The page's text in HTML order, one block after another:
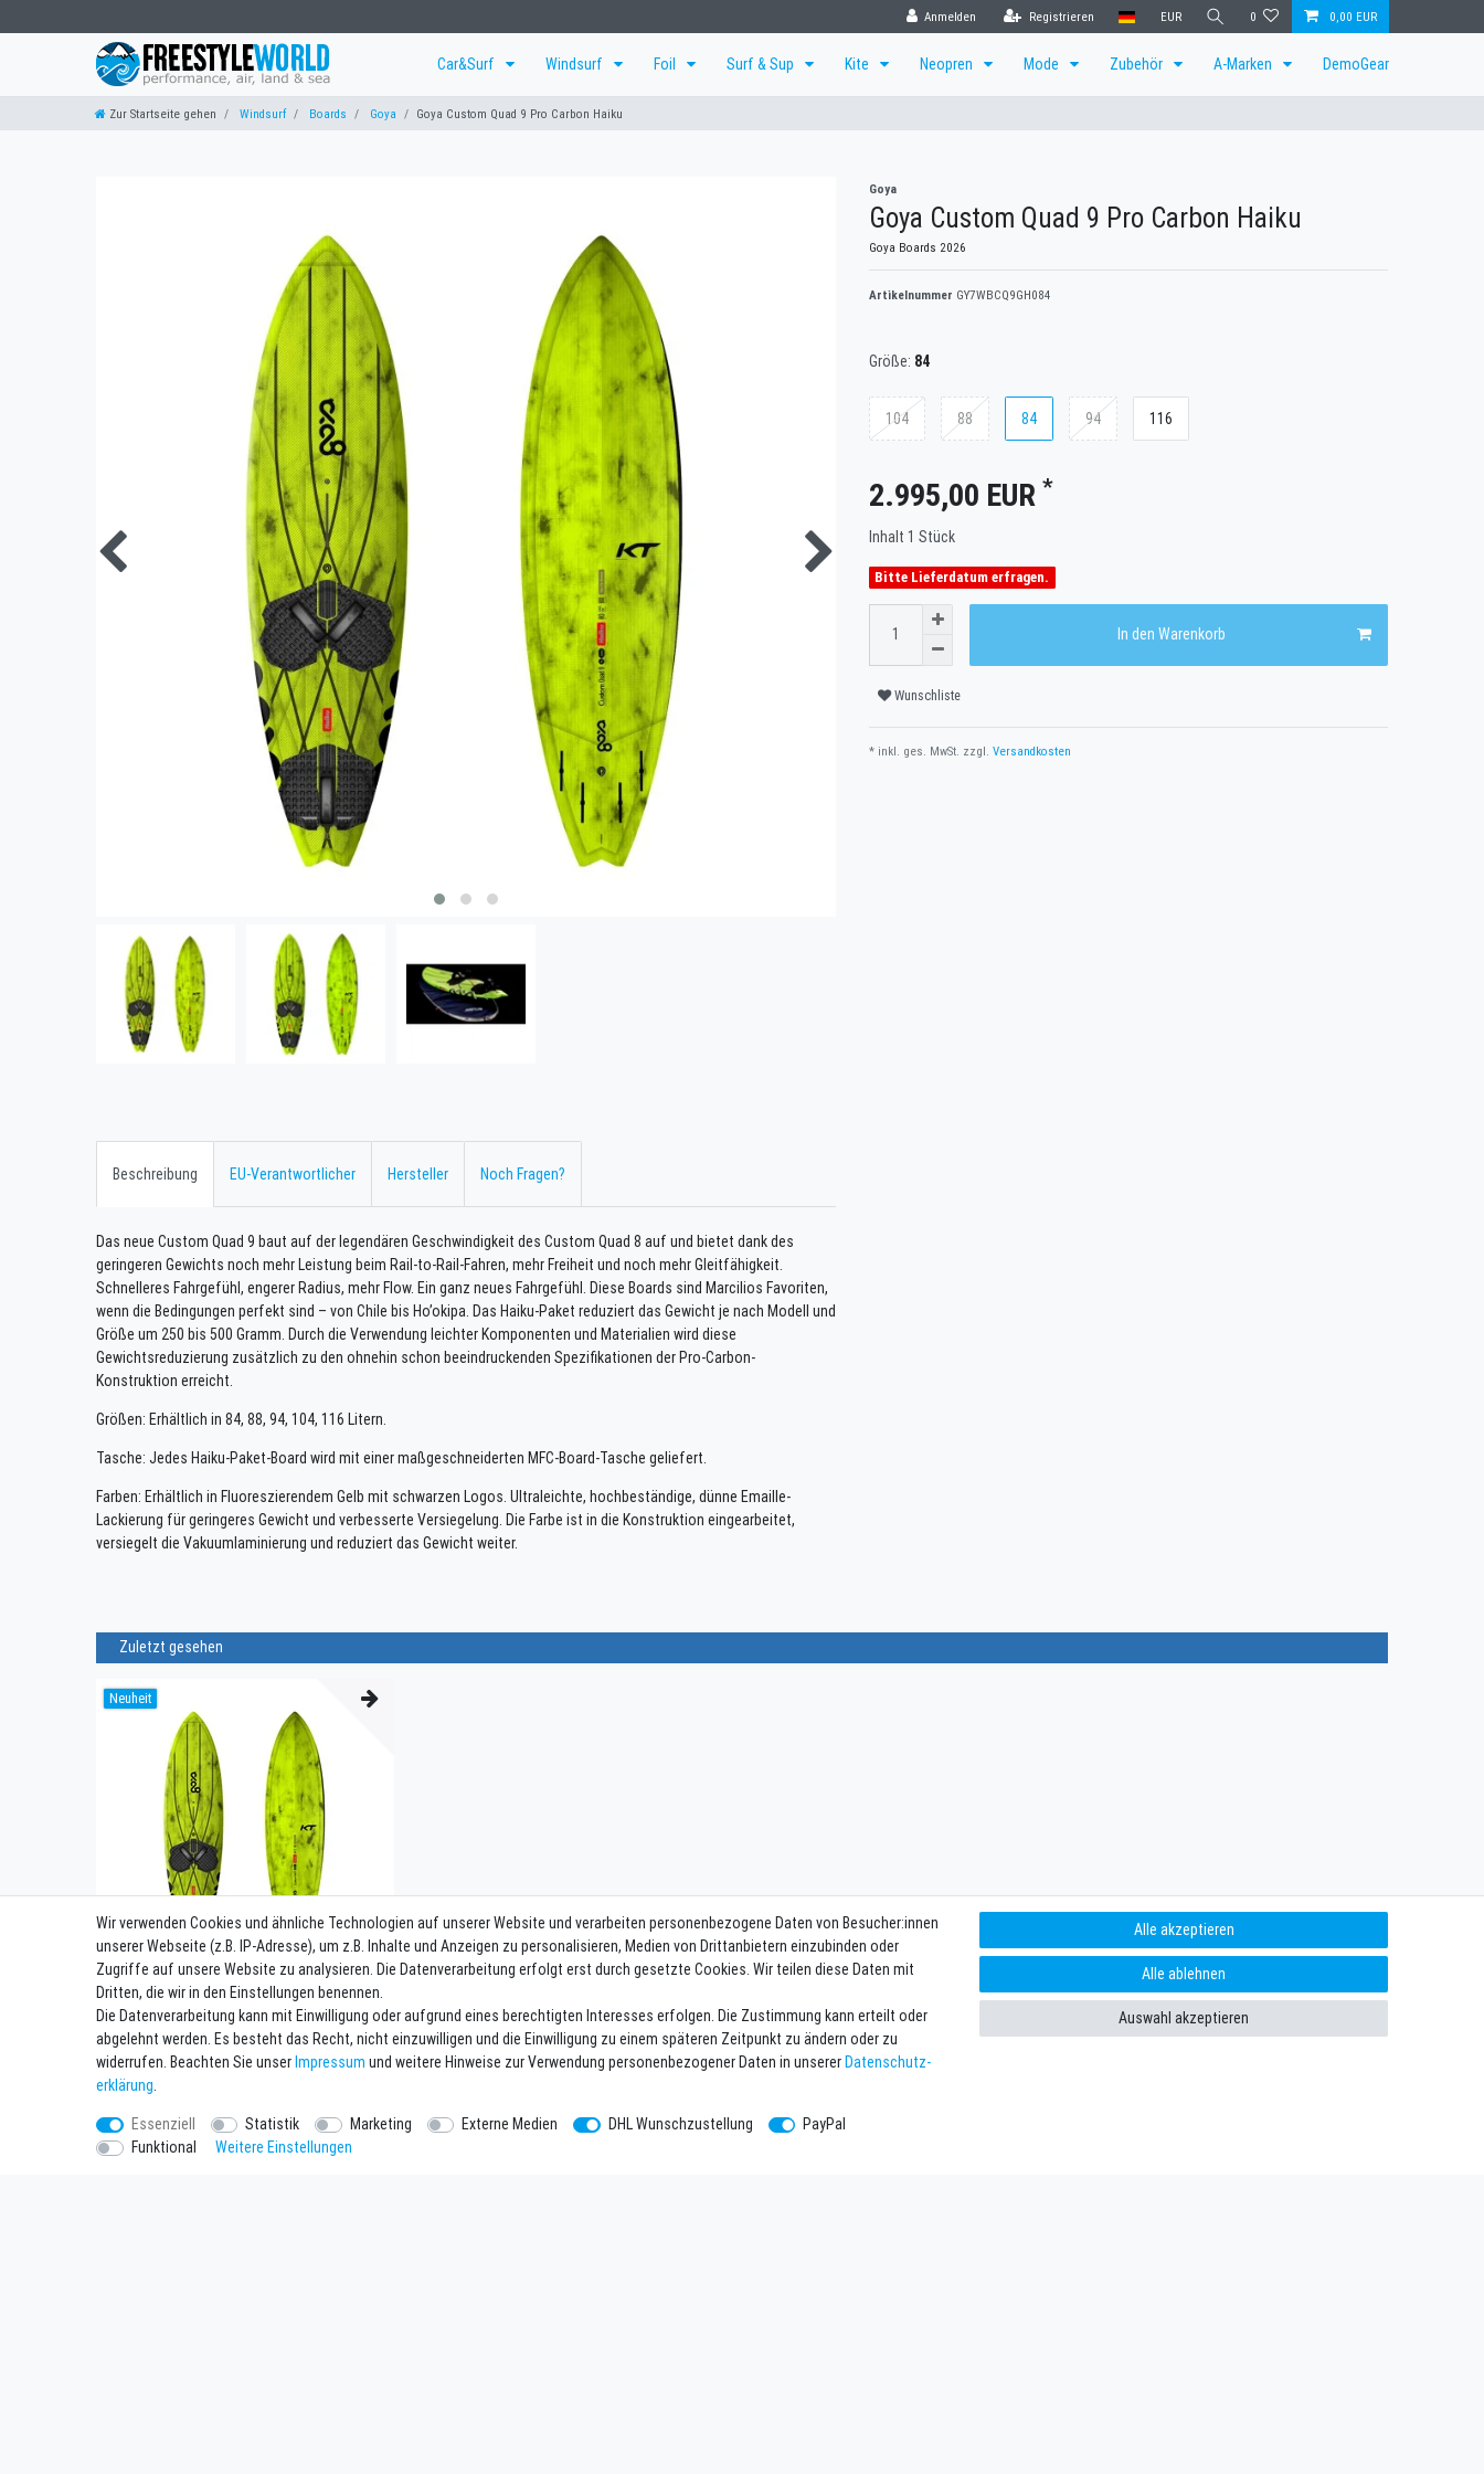
Anmelden Registrieren EUR 0 0,00 EUR
Car&Surf Windsurf Foil Surf & Sup Kite Neopren Mode Zubehör A-Marken DemoGear
Zur Startseite gehen Windsurf Boards Goya Goya Custom Quad 9 Pro Carbon Haiku
Goya
Goya Custom Quad 9 Pro Carbon Haiku
Goya Boards 2026
Artikelnummer GY7WBCQ9GH084
Größe: 84
104 88 84 94 116
2.995,00 EUR *
Inhalt 1 Stück
Bitte Lieferdatum erfragen.
In den Warenkorb
Wunschliste
* inkl. ges. MwSt. zzgl. Versandkosten
Beschreibung EU-Verantwortlicher Hersteller Noch Fragen?
Das neue Custom Quad 9 baut auf der legendären Geschwindigkeit des Custom Quad 8 auf und bietet dank des
geringeren Gewichts noch mehr Leistung beim Rail-to-Rail-Fahren, mehr Freiheit und noch mehr Gleitfähigkeit.
Schnelleres Fahrgefühl, engerer Radius, mehr Flow. Ein ganz neues Fahrgefühl. Diese Boards sind Marcilios Favoriten,
wenn die Bedingungen perfekt sind – von Chile bis Ho’okipa. Das Haiku-Paket reduziert das Gewicht je nach Modell und
Größe um 250 bis 500 Gramm. Durch die Verwendung leichter Komponenten und Materialien wird diese
Gewichtsreduzierung zusätzlich zu den ohnehin schon beeindruckenden Spezifikationen der Pro-Carbon-
Konstruktion erreicht.
Größen: Erhältlich in 84, 88, 94, 104, 116 Litern.
Tasche: Jedes Haiku-Paket-Board wird mit einer maßgeschneiderten MFC-Board-Tasche geliefert.
Farben: Erhältlich in Fluoreszierendem Gelb mit schwarzen Logos. Ultraleichte, hochbeständige, dünne Emaille-
Lackierung für geringeres Gewicht und verbesserte Versiegelung. Die Farbe ist in die Konstruktion eingearbeitet,
versiegelt die Vakuumlaminierung und reduziert das Gewicht weiter.
Zuletzt gesehen
Neuheit
Goya Custom Quad 9 Pro Carbon Haiku
2.995,00 € *
*inkl. ges. MwSt.zzgl. Versandkosten
Wir verwenden Cookies und ähnliche Technologien auf unserer Website und verarbeiten personenbezogene Daten von Besucher:innen
unserer Webseite (z.B. IP-Adresse), um z.B. Inhalte und Anzeigen zu personalisieren, Medien von Drittanbietern einzubinden oder
Zugriffe auf unsere Website zu analysieren. Die Datenverarbeitung erfolgt erst durch gesetzte Cookies. Wir teilen diese Daten mit
Dritten, die wir in den Einstellungen benennen.
Die Datenverarbeitung kann mit Einwilligung oder aufgrund eines berechtigten Interesses erfolgen. Die Zustimmung kann erteilt oder
abgelehnt werden. Es besteht das Recht, nicht einzuwilligen und die Einwilligung zu einem späteren Zeitpunkt zu ändern oder zu
widerrufen. Beachten Sie unserImpressum und weitere Hinweise zur Verwendung personenbezogener Daten in unsererDaten­schutz­
erklärung.
Essenziell
Statistik Marketing Externe Medien DHL Wunschzustellung
PayPal
Funktional
Weitere Einstellungen
Alle akzeptieren
Alle ablehnen
Auswahl akzeptieren